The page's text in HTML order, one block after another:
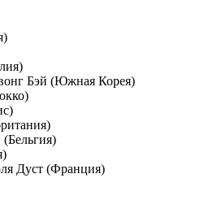
Бэй (Южная Корея)
Дуст (Франция)